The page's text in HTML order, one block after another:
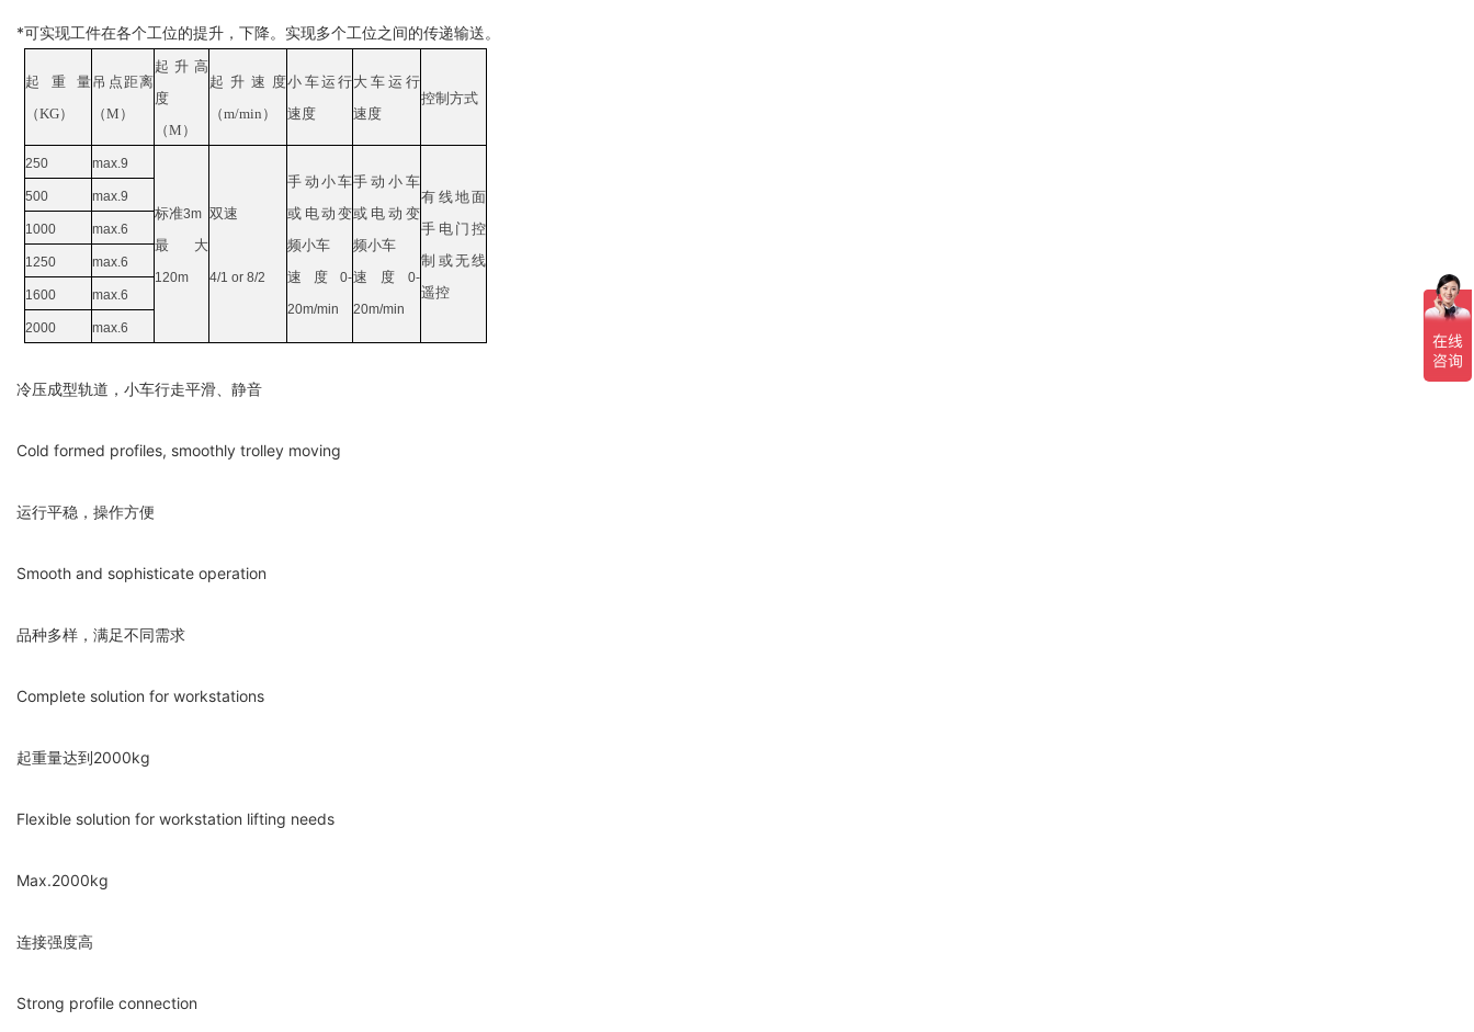
*可实现工件在各个工位的提升，下降。实现多个工位之间的传递输送。
起重量
（KG）
吊点距离
（M）
起升高
度
（M）
起升速度
（m/min）
小车运行
速度
大车运行
速度
控制方式
250 max.9
标准3m
最大
120m
双速
4/1 or 8/2
手动小车
或电动变
频小车
速度0-
20m/min
手动小车
或电动变
频小车
速度0-
20m/min
有线地面
手电门控
制或无线
遥控
500 max.9
1000 max.6
1250 max.6
1600 max.6
2000 max.6
冷压成型轨道，小车行走平滑、静音
Cold formed profiles, smoothly trolley moving
运行平稳，操作方便
Smooth and sophisticate operation
品种多样，满足不同需求
Complete solution for workstations
起重量达到2000kg
Flexible solution for workstation lifting needs
Max.2000kg
连接强度高
Strong profile connection